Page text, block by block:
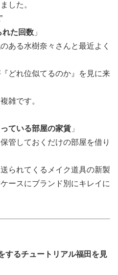
した。
”
れた回数 」
ある水樹奈々さんと最近よく
どれ位似てるのか』を見に来
雑です。
ている部屋の家賃 」
管しておくだけの部屋を借り
られてくるメイク道具の新製
ースにブランド別にキレイに
するチュートリアル福田を見